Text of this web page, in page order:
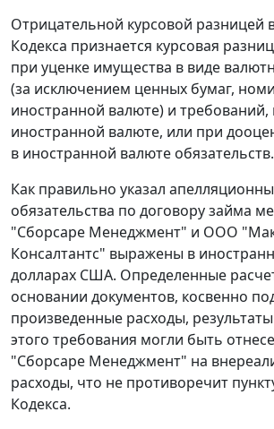
Отрицательной курсовой разницей
Кодекса признается курсовая
при уценке имущества в виде
(за исключением ценных бумаг,
иностранной валюте) и
иностранной валюте, или при
в иностранной валюте обязательств.
Как правильно указал
обязательства по договору займа
"Сборсаре Менеджмент" и ООО
Консалтантс" выражены в
долларах США. Определенные
основании документов, косвенно
произведенные расходы,
этого требования могли быть
"Сборсаре Менеджмент" на
расходы, что не противоречит
Кодекса.